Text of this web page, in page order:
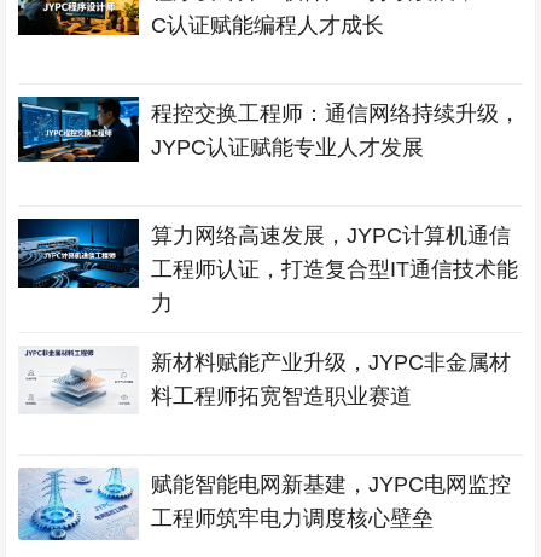
C认证赋能编程人才成长
程控交换工程师：通信网络持续升级，
JYPC认证赋能专业人才发展
算力网络高速发展，JYPC计算机通信
工程师认证，打造复合型IT通信技术能
力
新材料赋能产业升级，JYPC非金属材
料工程师拓宽智造职业赛道
赋能智能电网新基建，JYPC电网监控
工程师筑牢电力调度核心壁垒